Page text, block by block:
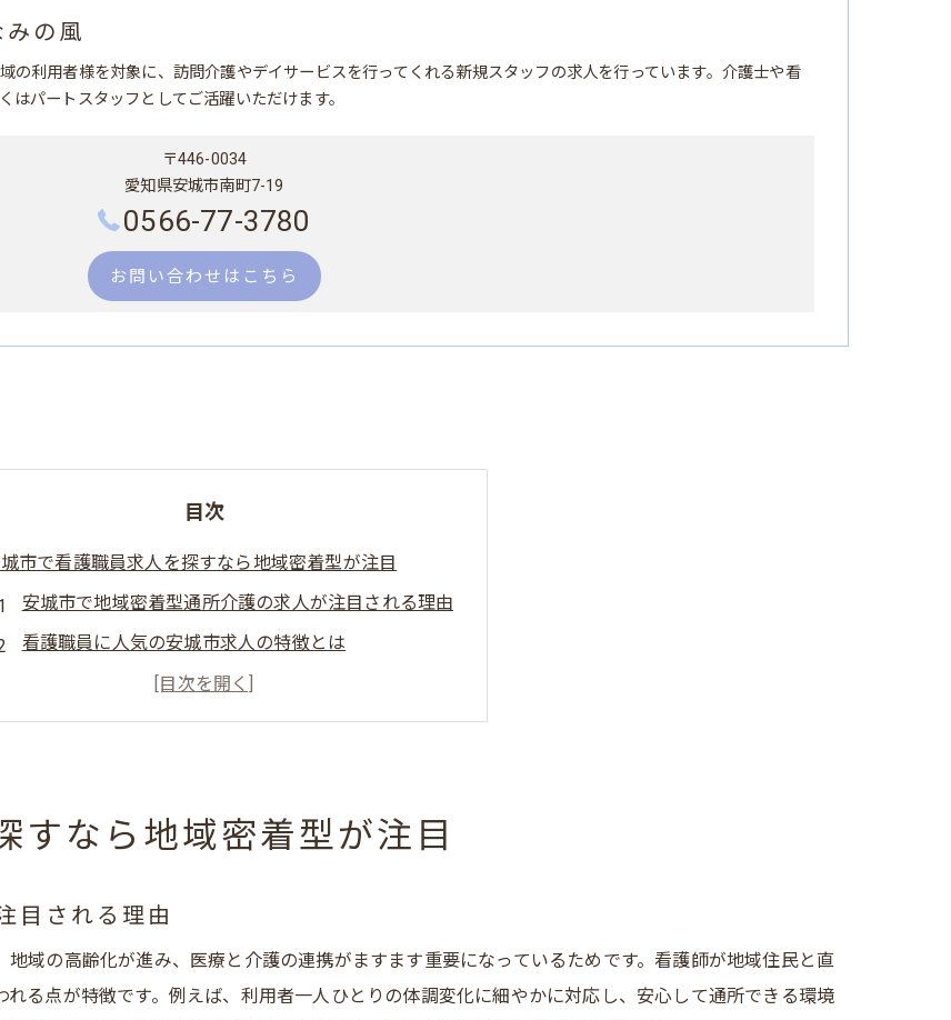
の風
の利用者様を対象に、訪問介護やデイサービスを行ってくれる新規スタッフの求人を行っています。介護士や看
はパートスタッフとしてご活躍いただけます。
〒446-0034
愛知県安城市南町7-19
0566-77-3780
お問い合わせはこちら
目次
市で看護職員求人を探すなら地域密着型が注目
安城市で地域密着型通所介護の求人が注目される理由
看護職員に人気の安城市求人の特徴とは
地域密着型通所介護の看護師求人動向を解説
三河エリアで看護師求人を探すコツとポイント
域密着型通所介護で叶える理想の看護師働き方
看護職員が選ぶ理想の勤務スタイルとは何か
安城市で叶うワークライフバランスを詳しく解説
看護師求人の中で注目されるパート勤務のメリット
すなら地域密着型が注目
目される理由
域の高齢化が進み、医療と介護の連携がますます重要になっているためです。看護師が地域住民と直
る点が特徴です。例えば、利用者一人ひとりの体調変化に細やかに対応し、安心して通所できる環境